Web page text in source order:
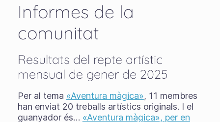
Informes de la
comunitat
Resultats del repte artístic
mensual de gener de 2025
Per al tema «Aventura màgica», 11 membres
han enviat 20 treballs artístics originals. I el
guanyador és… «Aventura màgica», per en